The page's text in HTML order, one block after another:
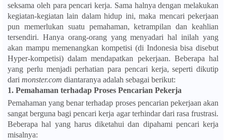
seksama oleh para pencari kerja. Sama halnya dengan melakukan
kegiatan-kegiatan lain dalam hidup ini, maka mencari pekerjaan
pun memerlukan suatu pemahaman, ketrampilan dan keahlian
tersendiri. Hanya orang-orang yang menyadari hal inilah yang
akan mampu memenangkan kompetisi (di Indonesia bisa disebut
Hyper-kompetisi) dalam mendapatkan pekerjaan. Beberapa hal
yang perlu menjadi perhatian para pencari kerja, seperti dikutip
dari monster.com diantaranya adalah sebagai berikut:
1. Pemahaman terhadap Proses Pencarian Pekerja
Pemahaman yang benar terhadap proses pencarian pekerjaan akan
sangat berguna bagi pencari kerja agar terhindar dari rasa frustrasi.
Beberapa hal yang harus diketahui dan dipahami pencari kerja
misalnya: